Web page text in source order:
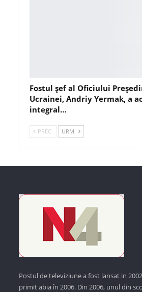
Fostul șef al Oficiului
Ucrainei, Andriy Yermak, a
integral…
PREC. URM.
Postul de televiziune a fost lansat in
primit abia în 2006. Din 2006, unul din